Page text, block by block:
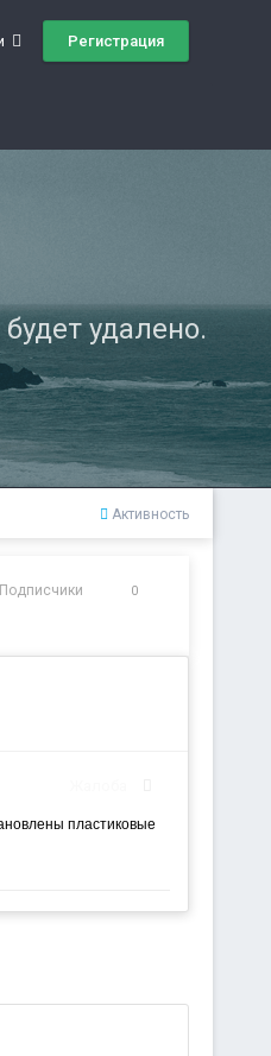
Регистрация
удалено.
Активность
Подписчики 0
пластиковые